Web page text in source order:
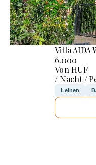
Villa AIDA
6.000
Von HUF
/ Nacht /
Leinen